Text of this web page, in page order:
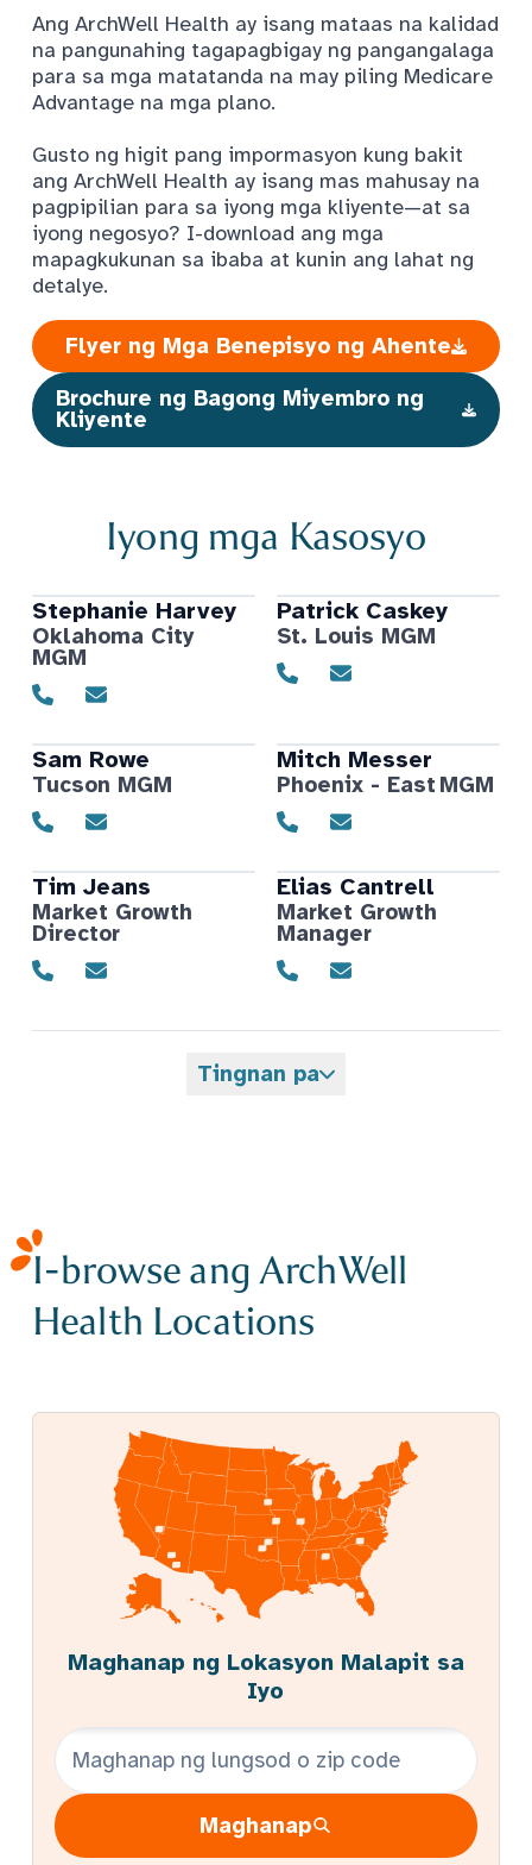
Ang ArchWell Health ay isang mataas na kalidad
na pangunahing tagapagbigay ng pangangalaga
para sa mga matatanda na may piling Medicare
Advantage na mga plano.
Gusto ng higit pang impormasyon kung bakit
ang ArchWell Health ay isang mas mahusay na
pagpipilian para sa iyong mga kliyente—at sa
iyong negosyo? I-download ang mga
mapagkukunan sa ibaba at kunin ang lahat ng
detalye.
Flyer ng Mga Benepisyo ng Ahente
Brochure ng Bagong Miyembro ng
Kliyente
Iyong mga Kasosyo
Stephanie Harvey
Oklahoma City
MGM
Patrick Caskey
St. Louis MGM
Sam Rowe
Tucson MGM
Mitch Messer
Phoenix - East MGM
Tim Jeans
Market Growth
Director
Elias Cantrell
Market Growth
Manager
Tingnan pa
I-browse ang ArchWell
Health Locations
Maghanap ng Lokasyon Malapit sa
Iyo
Paghahanap ng Term
Maghanap